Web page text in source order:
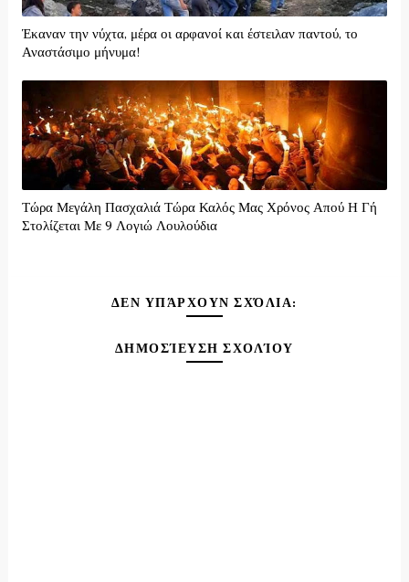
Έκαναν την νύχτα, μέρα οι αρφανοί και έστειλαν παντού, το
Αναστάσιμο μήνυμα!
Τώρα Μεγάλη Πασχαλιά Τώρα Καλός Μας Χρόνος Απού Η Γή
Στολίζεται Με 9 Λογιώ Λουλούδια
ΔΕΝ ΥΠΆΡΧΟΥΝ ΣΧΌΛΙΑ:
ΔΗΜΟΣΊΕΥΣΗ ΣΧΟΛΊΟΥ